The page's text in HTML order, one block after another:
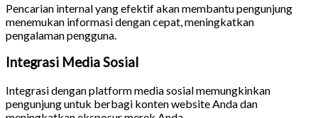
Pencarian internal yang efektif akan membantu pengunjung
menemukan informasi dengan cepat, meningkatkan
pengalaman pengguna.
Integrasi Media Sosial
Integrasi dengan platform media sosial memungkinkan
pengunjung untuk berbagi konten website Anda dan